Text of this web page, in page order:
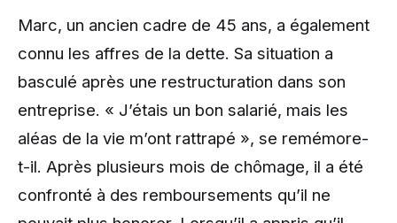
Marc, un ancien cadre de 45 ans, a également
connu les affres de la dette. Sa situation a
basculé après une restructuration dans son
entreprise. « J’étais un bon salarié, mais les
aléas de la vie m’ont rattrapé », se remémore-
t-il. Après plusieurs mois de chômage, il a été
confronté à des remboursements qu’il ne